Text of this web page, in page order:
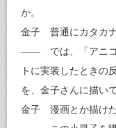
か。
金子 普通にカタカナ
―― では、「アニコ
トに実装したときの
を、金子さんに描い
金子 漫画とか描けた